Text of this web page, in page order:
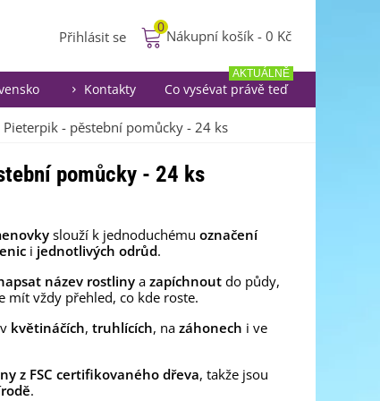
Přihlásit se
0
Nákupní košík - 0 Kč
Kontakty Co vysévat právě teď
AKTUÁLNĚ
- pěstební pomůcky - 24 ks
pomůcky - 24 ks
slouží k jednoduchému označení
i jednotlivých odrůd.
název rostlinya zapíchnout do půdy,
mít vždy přehled, co kde roste.
květináčích, truhlících, na záhonech i ve
z FSC certifikovaného dřeva, takže jsou
.